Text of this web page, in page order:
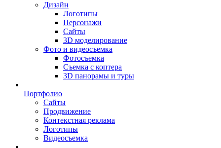
Дизайн
Логотипы
Персонажи
Сайты
3D моделирование
Фото и видеосъемка
Фотосъемка
Съемка с коптера
3D панорамы и туры
Портфолио
Сайты
Продвижение
Контекстная реклама
Логотипы
Видеосъемка